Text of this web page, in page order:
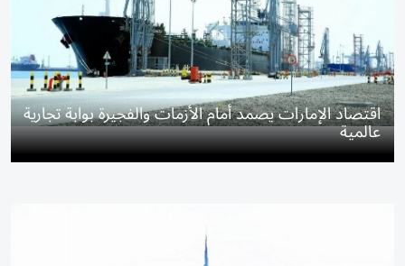
اقتصاد الإمارات يصمد أمام الأزمات والفجيرة بوابة تجارية
عالمية